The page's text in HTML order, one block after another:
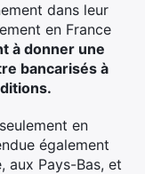
dans leur
en France
à donner une
bancarisés à
en
également
aux Pays-Bas, et